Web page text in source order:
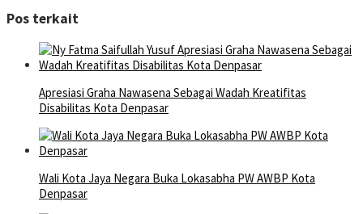
Pos terkait
Apresiasi Graha Nawasena Sebagai Wadah Kreatifitas
Disabilitas Kota Denpasar
Wali Kota Jaya Negara Buka Lokasabha PW AWBP Kota
Denpasar